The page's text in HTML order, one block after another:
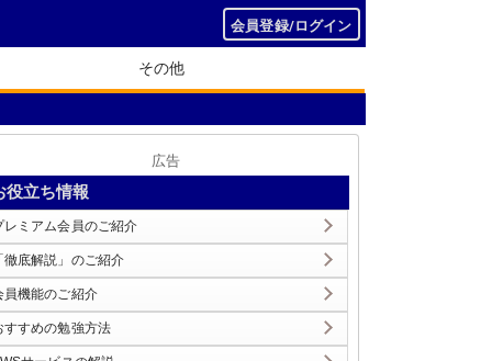
会員登録/ログイン
その他
広告
役立ち情報
レミアム会員のご紹介
徹底解説」のご紹介
員機能のご紹介
すすめの勉強方法